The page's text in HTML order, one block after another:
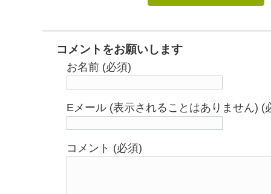
コメントをお願いします
お名前 (必須)
Eメール (表示されることはありません) (
コメント (必須)